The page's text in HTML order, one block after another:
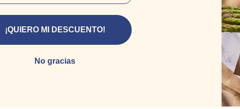
¡QUIERO MI DESCUENTO!
No gracias